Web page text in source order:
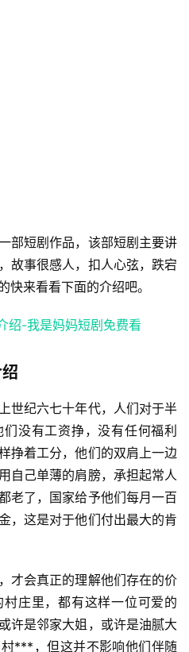
部短剧作品，该部短剧主要讲
故事很感人，扣人心弦，跌宕
快来看看下面的介绍吧。
世纪六七十年代，人们对于半
没有工资挣，没有任何福利
挣着工分，他们的双肩上一边
自己单薄的肩膀，承担起常人
老了，国家给予他们每月一百
，这是对于他们付出最大的肯
才会真正的理解他们存在的价
庄里，都有这样一位可爱的
许是邻家大姐，或许是油腻大
***，但这并不影响他们伴随